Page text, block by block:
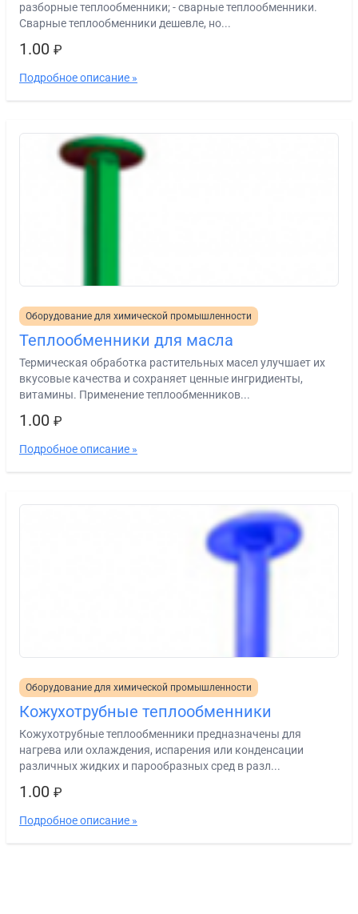
разборные теплообменники; - сварные теплообменники.
Сварные теплообменники дешевле, но...
1.00 ₽
Подробное описание »
Оборудование для химической промышленности
Теплообменники для масла
Термическая обработка растительных масел улучшает их
вкусовые качества и сохраняет ценные ингридиенты,
витамины. Применение теплообменников...
1.00 ₽
Подробное описание »
Оборудование для химической промышленности
Кожухотрубные теплообменники
Кожухотрубные теплообменники предназначены для
нагрева или охлаждения, испарения или конденсации
различных жидких и парообразных сред в разл...
1.00 ₽
Подробное описание »